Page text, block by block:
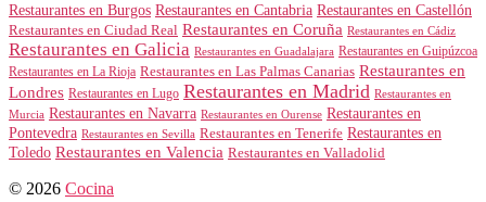
Restaurantes en Burgos Restaurantes en Cantabria Restaurantes en Castellón
Restaurantes en Ciudad Real Restaurantes en Coruña Restaurantes en Cádiz
Restaurantes en Galicia Restaurantes en Guadalajara Restaurantes en Guipúzcoa
Restaurantes en La Rioja Restaurantes en Las Palmas Canarias Restaurantes en
Londres Restaurantes en Lugo Restaurantes en Madrid Restaurantes en
Murcia Restaurantes en Navarra Restaurantes en Ourense Restaurantes en
Pontevedra Restaurantes en Sevilla Restaurantes en Tenerife Restaurantes en
Toledo Restaurantes en Valencia Restaurantes en Valladolid
© 2026 Cocina